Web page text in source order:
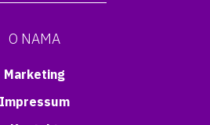
O NAMA
Marketing
Impressum